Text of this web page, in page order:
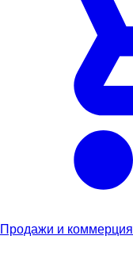
Продажи и коммерция